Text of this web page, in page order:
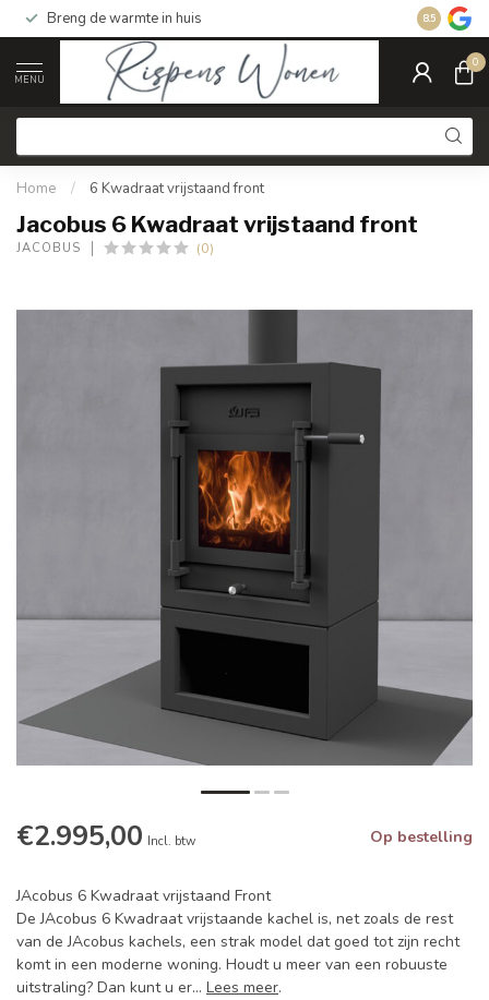
Breng de warmte in huis Gratis
8.5
MENU
0
Home / 6 Kwadraat vrijstaand front
Jacobus 6 Kwadraat vrijstaand front
JACOBUS (0)
€2.995,00 Incl. btw Op bestelling
JAcobus 6 Kwadraat vrijstaand Front
De JAcobus 6 Kwadraat vrijstaande kachel is, net zoals de rest
van de JAcobus kachels, een strak model dat goed tot zijn recht
komt in een moderne woning. Houdt u meer van een robuuste
uitstraling? Dan kunt u er... Lees meer.